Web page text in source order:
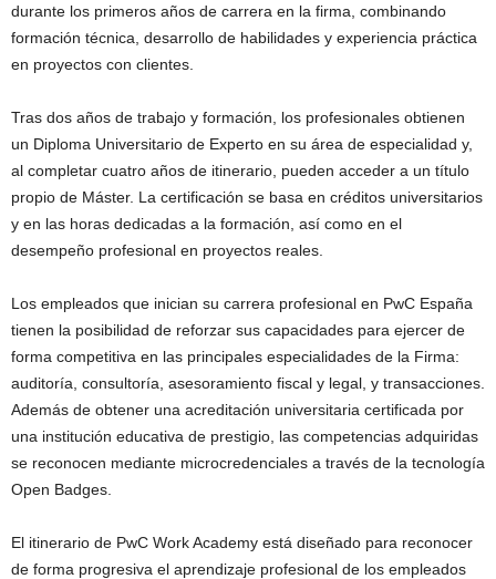
durante los primeros años de carrera en la firma, combinando
formación técnica, desarrollo de habilidades y experiencia práctica
en proyectos con clientes.
Tras dos años de trabajo y formación, los profesionales obtienen
un Diploma Universitario de Experto en su área de especialidad y,
al completar cuatro años de itinerario, pueden acceder a un título
propio de Máster. La certificación se basa en créditos universitarios
y en las horas dedicadas a la formación, así como en el
desempeño profesional en proyectos reales.
Los empleados que inician su carrera profesional en PwC España
tienen la posibilidad de reforzar sus capacidades para ejercer de
forma competitiva en las principales especialidades de la Firma:
auditoría, consultoría, asesoramiento fiscal y legal, y transacciones.
Además de obtener una acreditación universitaria certificada por
una institución educativa de prestigio, las competencias adquiridas
se reconocen mediante microcredenciales a través de la tecnología
Open Badges.
El itinerario de PwC Work Academy está diseñado para reconocer
de forma progresiva el aprendizaje profesional de los empleados